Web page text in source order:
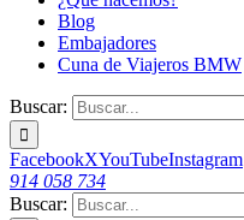
Blog
Embajadores
Cuna de Viajeros BMW
Buscar:
FacebookXYouTubeInstagram
914 058 734
Buscar: